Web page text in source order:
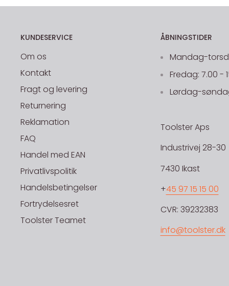
KUNDESERVICE
Om os
Kontakt
Fragt og levering
Returnering
Reklamation
FAQ
Handel med EAN
Privatlivspolitik
Handelsbetingelser
Fortrydelsesret
Toolster Teamet
ÅBNINGSTIDER
Mandag-
Fredag: 7.00 -
Lørdag-
Toolster Aps
Industrivej 28-30
7430 Ikast
+45 97 15 15 00
CVR: 39232383
info@toolster.dk